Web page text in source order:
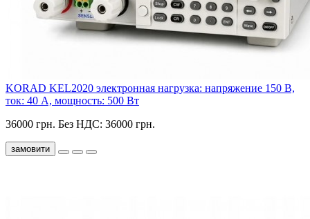
KORAD KEL2020 электронная нагрузка: напряжение 150 В,
ток: 40 А, мощность: 500 Вт
36000 грн. Без НДС: 36000 грн.
замовити